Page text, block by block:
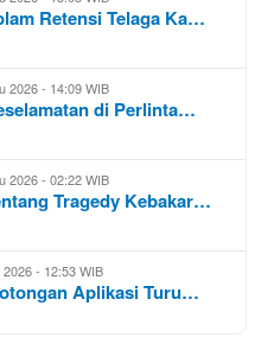
Retensi Telaga Ka…
2026 - 14:09 WIB
di Perlinta…
2026 - 02:22 WIB
Tragedy Kebakar…
2026 - 12:53 WIB
Aplikasi Turu…